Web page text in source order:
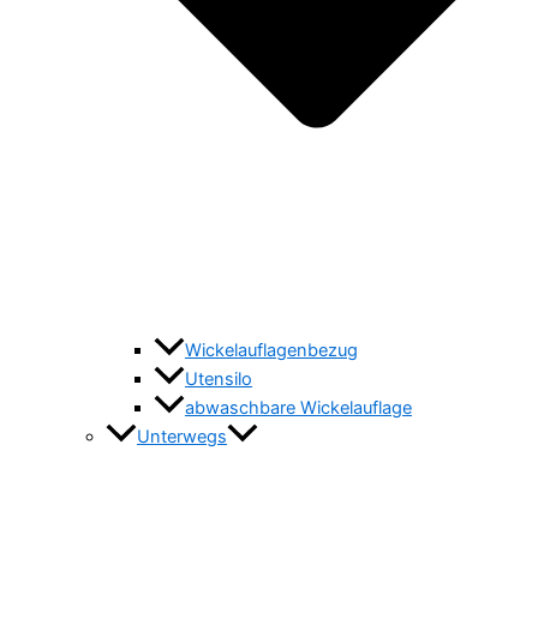
Wickelauflagenbezug
Utensilo
abwaschbare Wickelauflage
Unterwegs